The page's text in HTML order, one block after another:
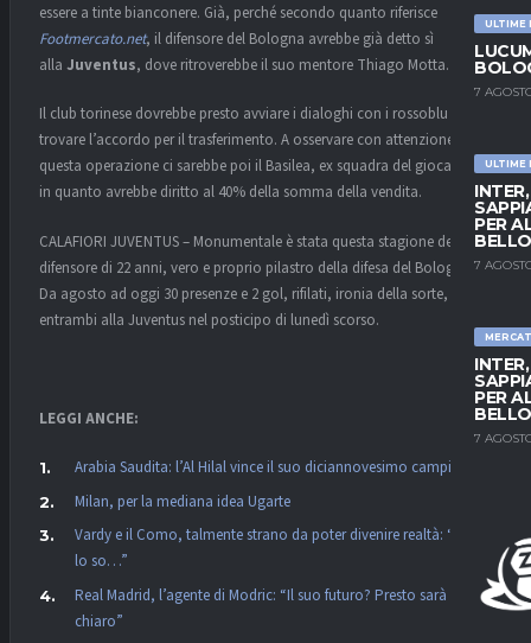
ULTIME
7
ULTIME
PER
7
PER
7
essere a tinte bianconere. Già, perché secondo quanto riferisce
Footmercato.net, il difensore del Bologna avrebbe già detto sì
alla Juventus, dove ritroverebbe il suo mentore Thiago Motta.
Il club torinese dovrebbe presto avviare i dialoghi con i rossoblu per
trovare l’accordo per il trasferimento. A osservare con attenzione
questa operazione ci sarebbe poi il Basilea, ex squadra del giocatore,
in quanto avrebbe diritto al 40% della somma della vendita.
CALAFIORI JUVENTUS – Monumentale è stata questa stagione del
difensore di 22 anni, vero e proprio pilastro della difesa del Bologna.
Da agosto ad oggi 30 presenze e 2 gol, rifilati, ironia della sorte,
entrambi alla Juventus nel posticipo di lunedì scorso.
LEGGI ANCHE:
Arabia Saudita: l’Al Hilal vince il suo diciannovesimo campionato
Milan, per la mediana idea Ugarte
Vardy e il Como, talmente strano da poter divenire realtà: “Non
lo so…”
Real Madrid, l’agente di Modric: “Il suo futuro? Presto sarà
chiaro”